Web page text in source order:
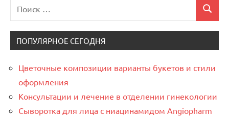
для:
Поиск
ПОПУЛЯРНОЕ СЕГОДНЯ
Цветочные композиции варианты букетов и стили
оформления
Консультации и лечение в отделении гинекологии
Сыворотка для лица с ниацинамидом Angiopharm